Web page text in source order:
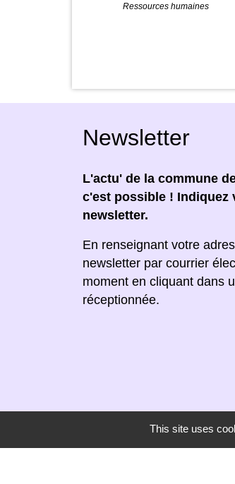
Ressources humaines
Newsletter
L'actu' de la commune
c'est possible ! Indiquez
newsletter.
En renseignant votre
newsletter par courrier
moment en cliquant dans
réceptionnée.
This site uses